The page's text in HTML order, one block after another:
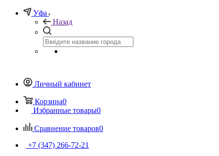
Уфа
Назад
Личный кабинет
Корзина0
Избранные товары0
Сравнение товаров0
+7 (347) 266-72-21